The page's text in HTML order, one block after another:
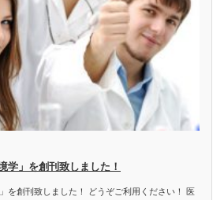
学」を創刊致しました！
を創刊致しました！ どうぞご利用ください！ 医